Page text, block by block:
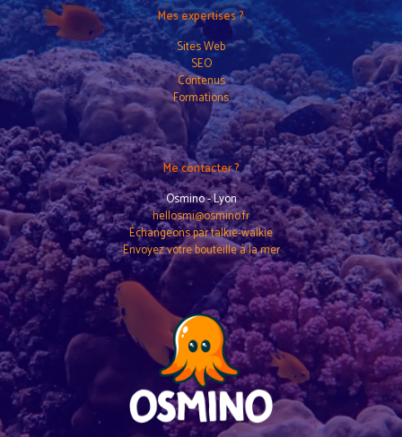
Mes expertises ?
Sites Web
SEO
Contenus
Formations
Me contacter ?
Osmino - Lyon
hellosmi@osmino.fr
Échangeons par talkie-walkie
Envoyez votre bouteille à la mer